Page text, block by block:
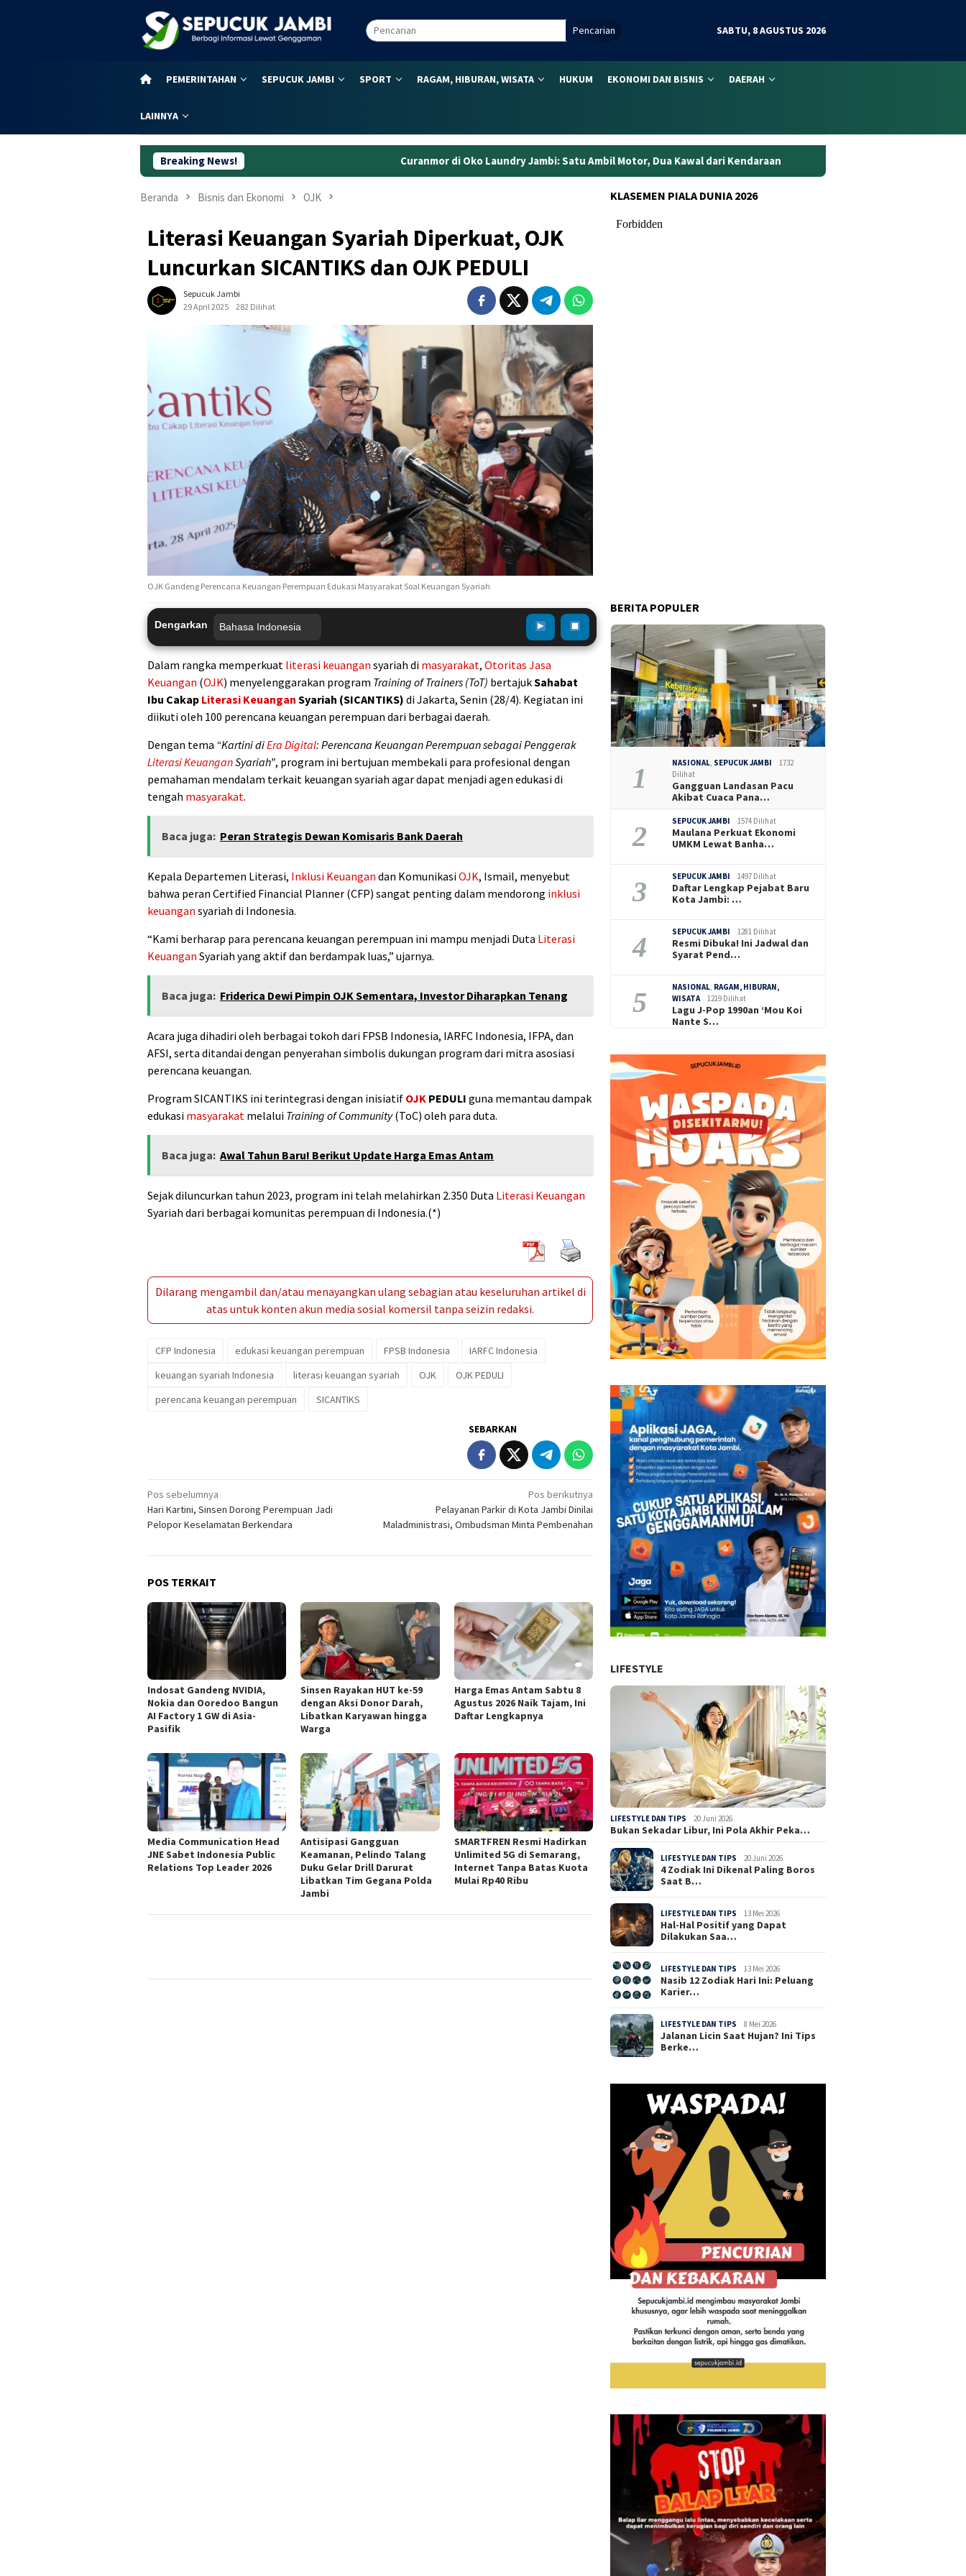
Pencarian SABTU, 8 AGUSTUS 2026
PEMERINTAHAN SEPUCUK JAMBI SPORT RAGAM, HIBURAN, WISATA HUKUM EKONOMI DAN BISNIS DAERAH
LAINNYA
Breaking News! Curanmor di Oko Laundry Jambi: Satu Ambil Motor, Dua Kawal dari Kendaraan Rekaman CCTV Bongkar Aksi Curanmor di
Beranda Bisnis dan Ekonomi OJK
Literasi Keuangan Syariah Diperkuat, OJK
Luncurkan SICANTIKS dan OJK PEDULI
Sepucuk Jambi
29 April 2025
282 Dilihat
OJK Gandeng Perencana Keuangan Perempuan Edukasi Masyarakat Soal Keuangan Syariah
Dengarkan
Dalam rangka memperkuat literasi keuangan syariah di masyarakat, Otoritas Jasa
Keuangan (OJK) menyelenggarakan program Training of Trainers (ToT) bertajukSahabat
Ibu Cakap Literasi Keuangan Syariah (SICANTIKS) di Jakarta, Senin (28/4). Kegiatan ini
diikuti oleh 100 perencana keuangan perempuan dari berbagai daerah.
Dengan tema “Kartini diEra Digital: Perencana Keuangan Perempuan sebagai Penggerak
Literasi KeuanganSyariah”, program ini bertujuan membekali para profesional dengan
pemahaman mendalam terkait keuangan syariah agar dapat menjadi agen edukasi di
tengah masyarakat.
Baca juga: Peran Strategis Dewan Komisaris Bank Daerah
Kepala Departemen Literasi, Inklusi Keuangan dan KomunikasiOJK, Ismail, menyebut
bahwa peran Certified Financial Planner (CFP) sangat penting dalam mendorong inklusi
keuangan syariah di Indonesia.
“Kami berharap para perencana keuangan perempuan ini mampu menjadi Duta Literasi
Keuangan Syariah yang aktif dan berdampak luas,” ujarnya.
Baca juga: Friderica Dewi Pimpin OJK Sementara, Investor Diharapkan Tenang
Acara juga dihadiri oleh berbagai tokoh dari FPSB Indonesia, IARFC Indonesia, IFPA, dan
AFSI, serta ditandai dengan penyerahan simbolis dukungan program dari mitra asosiasi
perencana keuangan.
Program SICANTIKS ini terintegrasi dengan inisiatif OJK PEDULI guna memantau dampak
edukasi masyarakat melalui Training of Community(ToC) oleh para duta.
Baca juga: Awal Tahun Baru! Berikut Update Harga Emas Antam
Sejak diluncurkan tahun 2023, program ini telah melahirkan 2.350 Duta Literasi Keuangan
Syariah dari berbagai komunitas perempuan di Indonesia.(*)
Dilarang mengambil dan/atau menayangkan ulang sebagian atau keseluruhan artikel di
atas untuk konten akun media sosial komersil tanpa seizin redaksi.
CFP Indonesia edukasi keuangan perempuan FPSB Indonesia
IARFC Indonesia
keuangan syariah Indonesia
literasi keuangan syariah OJK
OJK PEDULI
perencana keuangan perempuan
SICANTIKS
SEBARKAN
Navigasi
pos
Pos sebelumnya
Hari Kartini, Sinsen Dorong Perempuan Jadi
Pelopor Keselamatan Berkendara
Pos berikutnya
Pelayanan Parkir di Kota Jambi Dinilai
Maladministrasi, Ombudsman Minta Pembenahan
POS TERKAIT
Indosat Gandeng NVIDIA,
Nokia dan Ooredoo Bangun
AI Factory 1 GW di Asia-
Pasifik
Sinsen Rayakan HUT ke-59
dengan Aksi Donor Darah,
Libatkan Karyawan hingga
Warga
Harga Emas Antam Sabtu 8
Agustus 2026 Naik Tajam, Ini
Daftar Lengkapnya
Media Communication Head
JNE Sabet Indonesia Public
Relations Top Leader 2026
Antisipasi Gangguan
Keamanan, Pelindo Talang
Duku Gelar Drill Darurat
Libatkan Tim Gegana Polda
Jambi
SMARTFREN Resmi Hadirkan
Unlimited 5G di Semarang,
Internet Tanpa Batas Kuota
Mulai Rp40 Ribu
KLASEMEN PIALA DUNIA 2026
BERITA POPULER
1 NASIONAL SEPUCUK JAMBI
1732
Dilihat
Gangguan Landasan Pacu
Akibat Cuaca Pana…
2 SEPUCUK JAMBI 1574 Dilihat
Maulana Perkuat Ekonomi
UMKM Lewat Banha…
3 SEPUCUK JAMBI 1497 Dilihat
Daftar Lengkap Pejabat Baru
Kota Jambi: …
4 SEPUCUK JAMBI 1281 Dilihat
Resmi Dibuka! Ini Jadwal dan
Syarat Pend…
5 NASIONAL RAGAM, HIBURAN,
WISATA
1219 Dilihat
Lagu J-Pop 1990an ‘Mou Koi
Nante S…
LIFESTYLE
LIFESTYLE DAN TIPS 20 Juni 2026
Bukan Sekadar Libur, Ini Pola Akhir Peka…
LIFESTYLE DAN TIPS 20 Juni 2026
4 Zodiak Ini Dikenal Paling Boros
Saat B…
LIFESTYLE DAN TIPS 13 Mei 2026
Hal-Hal Positif yang Dapat
Dilakukan Saa…
LIFESTYLE DAN TIPS 13 Mei 2026
Nasib 12 Zodiak Hari Ini: Peluang
Karier…
LIFESTYLE DAN TIPS 8 Mei 2026
Jalanan Licin Saat Hujan? Ini Tips
Berke…